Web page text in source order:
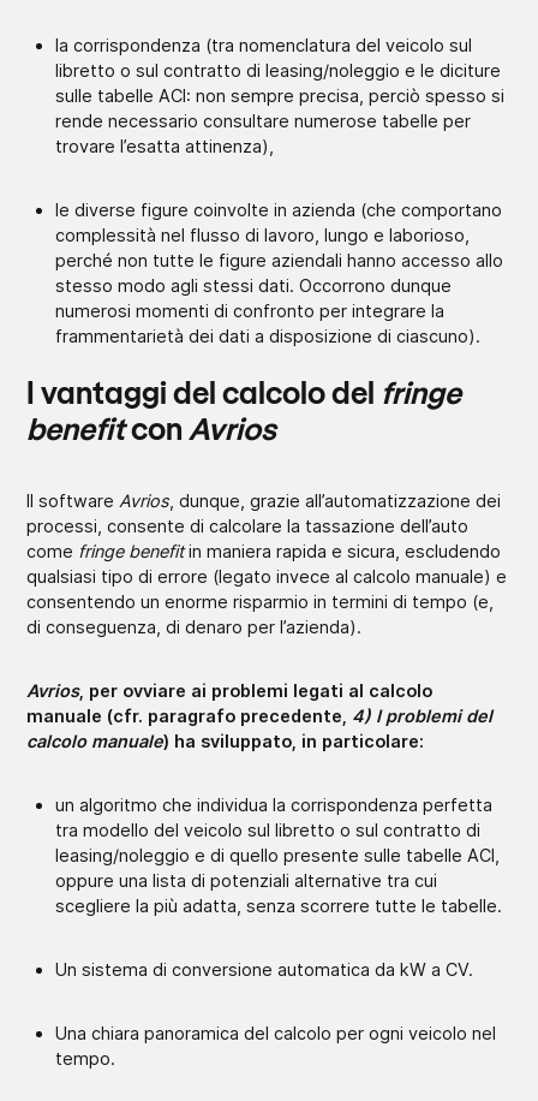
la corrispondenza (tra nomenclatura del veicolo sul
libretto o sul contratto di leasing/noleggio e le diciture
sulle tabelle ACI: non sempre precisa, perciò spesso si
rende necessario consultare numerose tabelle per
trovare l’esatta attinenza),
le diverse figure coinvolte in azienda (che comportano
complessità nel flusso di lavoro, lungo e laborioso,
perché non tutte le figure aziendali hanno accesso allo
stesso modo agli stessi dati. Occorrono dunque
numerosi momenti di confronto per integrare la
frammentarietà dei dati a disposizione di ciascuno).
I vantaggi del calcolo del fringe
benefitconAvrios
Il software Avrios , dunque, grazie all’automatizzazione dei
processi, consente di calcolare la tassazione dell’auto
come fringe benefitin maniera rapida e sicura, escludendo
qualsiasi tipo di errore (legato invece al calcolo manuale) e
consentendo un enorme risparmio in termini di tempo (e,
di conseguenza, di denaro per l’azienda).
Avrios, per ovviare ai problemi legati al calcolo
manuale (cfr. paragrafo precedente, 4) I problemi del
calcolo manuale) ha sviluppato, in particolare:
un algoritmo che individua la corrispondenza perfetta
tra modello del veicolo sul libretto o sul contratto di
leasing/noleggio e di quello presente sulle tabelle ACI,
oppure una lista di potenziali alternative tra cui
scegliere la più adatta, senza scorrere tutte le tabelle.
Un sistema di conversione automatica da kW a CV.
Una chiara panoramica del calcolo per ogni veicolo nel
tempo.